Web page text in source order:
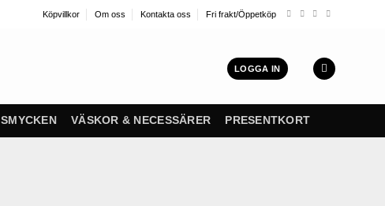
Köpvillkor Om oss Kontakta oss Fri frakt/Öppetköp
LOGGA IN
SMYCKEN VÄSKOR & NECESSÄRER PRESENTKORT